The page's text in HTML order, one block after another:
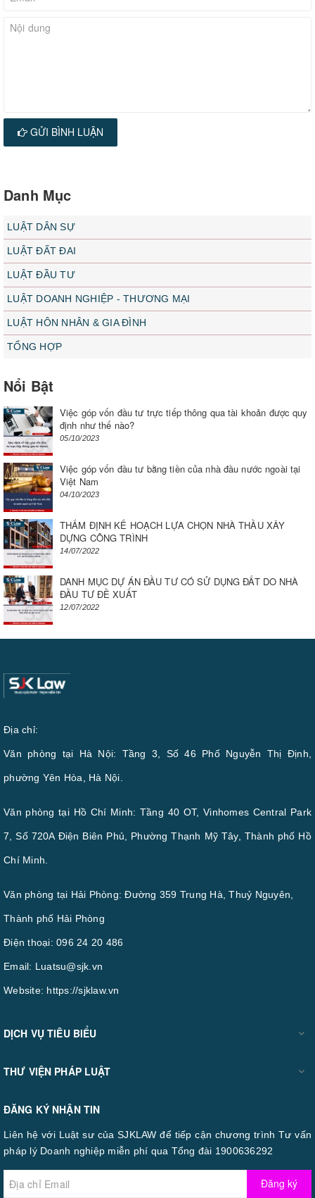
GỬI BÌNH LUẬN
Danh Mục
LUẬT DÂN SỰ
LUẬT ĐẤT ĐAI
LUẬT ĐẦU TƯ
LUẬT DOANH NGHIỆP - THƯƠNG MẠI
LUẬT HÔN NHÂN & GIA ĐÌNH
TỔNG HỢP
Nổi Bật
Việc góp vốn đầu tư trực tiếp thông qua tài khoản được quy
định như thế nào?
05/10/2023
Việc góp vốn đầu tư bằng tiền của nhà đầu nước ngoài tại
Việt Nam
04/10/2023
THẨM ĐỊNH KẾ HOẠCH LỰA CHỌN NHÀ THẦU XÂY
DỰNG CÔNG TRÌNH
14/07/2022
DANH MỤC DỰ ÁN ĐẦU TƯ CÓ SỬ DỤNG ĐẤT DO NHÀ
ĐẦU TƯ ĐỀ XUẤT
12/07/2022
Địa chỉ:
Văn phòng tại Hà Nội: Tầng 3, Số 46 Phố Nguyễn Thị Định,
phường Yên Hòa, Hà Nội.
Văn phòng tại Hồ Chí Minh: Tầng 40 OT, Vinhomes Central Park
7, Số 720A Điện Biên Phủ, Phường Thạnh Mỹ Tây, Thành phố Hồ
Chí Minh.
Văn phòng tại Hải Phòng: Đường 359 Trung Hà, Thuỷ Nguyên,
Thành phố Hải Phòng
Điện thoại: 096 24 20 486
Email: Luatsu@sjk.vn
Website: https://sjklaw.vn
DỊCH VỤ TIÊU BIỂU
THƯ VIỆN PHÁP LUẬT
ĐĂNG KÝ NHẬN TIN
Liên hệ với Luật sư của SJKLAW để tiếp cận chương trình Tư vấn
pháp lý Doanh nghiệp miễn phí qua Tổng đài 1900636292
Đăng ký